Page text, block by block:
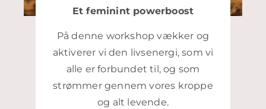
Et feminint powerboost
På denne workshop vækker og
aktiverer vi den livsenergi, som vi
alle er forbundet til, og som
strømmer gennem vores kroppe
og alt levende.